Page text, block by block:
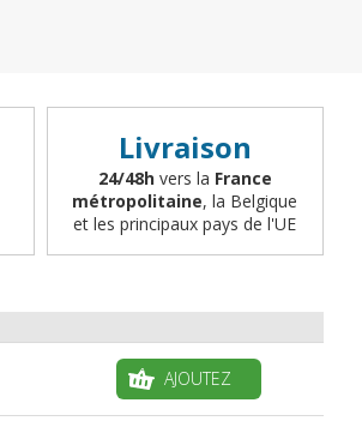
Livraison
24/48hvers la France
métropolitaine, la Belgique
et les principaux pays de l'UE
AJOUTEZ